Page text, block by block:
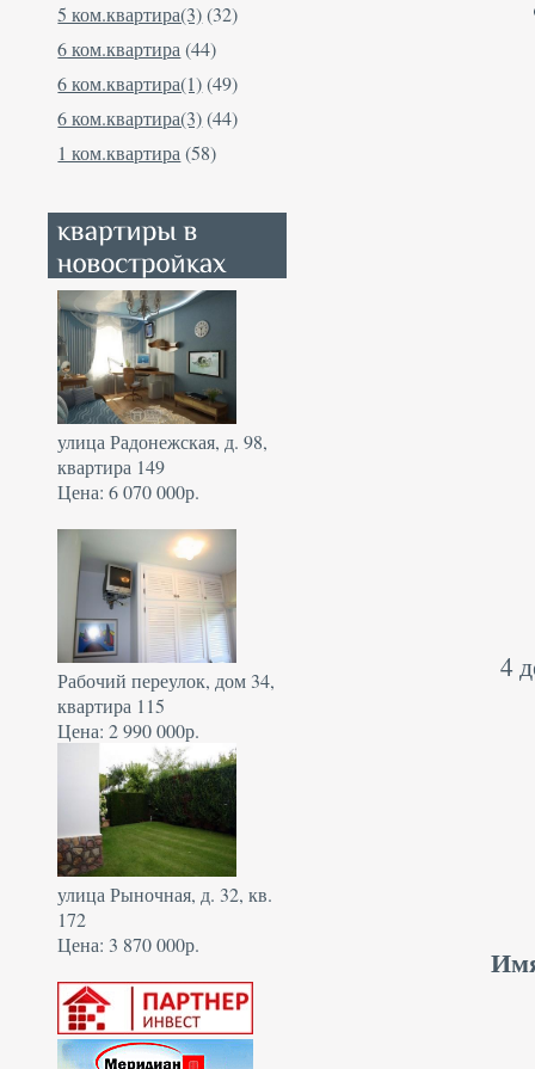
5 ком.квартира(3)(32)
6 ком.квартира (44)
6 ком.квартира(1)(49)
6 ком.квартира(3)(44)
1 ком.квартира (58)
улица Радонежская, д. 98,
квартира 149
Цена: 6 070 000р.
Рабочий переулок, дом 34,
квартира 115
Цена: 2 990 000р.
улица Рыночная, д. 32, кв.
172
Цена: 3 870 000р.
4